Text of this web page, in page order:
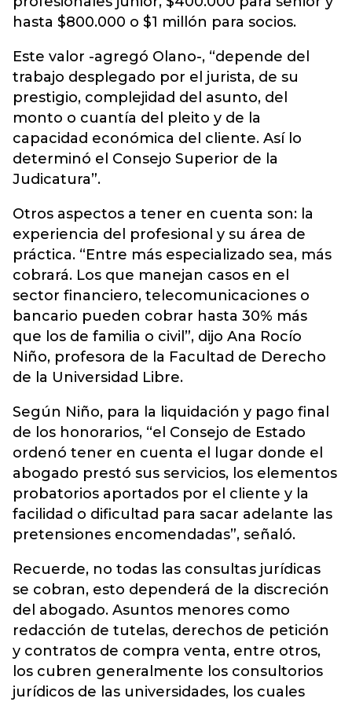
hasta $800.000 o $1 millón para socios.
Este valor -agregó Olano-, “depende del
trabajo desplegado por el jurista, de su
prestigio, complejidad del asunto, del
monto o cuantía del pleito y de la
capacidad económica del cliente. Así lo
determinó el Consejo Superior de la
Judicatura”.
Otros aspectos a tener en cuenta son: la
experiencia del profesional y su área de
práctica. “Entre más especializado sea, más
cobrará. Los que manejan casos en el
sector financiero, telecomunicaciones o
bancario pueden cobrar hasta 30% más
que los de familia o civil”, dijo Ana Rocío
Niño, profesora de la Facultad de Derecho
de la Universidad Libre.
Según Niño, para la liquidación y pago final
de los honorarios, “el Consejo de Estado
ordenó tener en cuenta el lugar donde el
abogado prestó sus servicios, los elementos
probatorios aportados por el cliente y la
facilidad o dificultad para sacar adelante las
pretensiones encomendadas”, señaló.
Recuerde, no todas las consultas jurídicas
se cobran, esto dependerá de la discreción
del abogado. Asuntos menores como
redacción de tutelas, derechos de petición
y contratos de compra venta, entre otros,
los cubren generalmente los consultorios
jurídicos de las universidades, los cuales